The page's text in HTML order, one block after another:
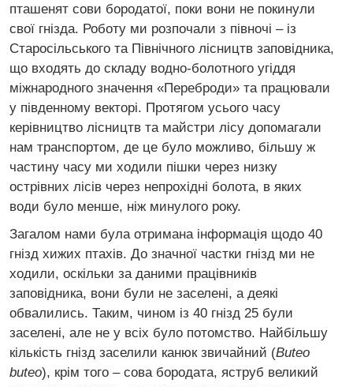
пташенят сови бородатої, поки вони не покинули
свої гнізда. Роботу ми розпочали з півночі – із
Старосільського та Північного лісництв заповідника,
що входять до складу водно-болотного угіддя
міжнародного значення «Переброди» та працювали
у південному векторі. Протягом усього часу
керівництво лісництв та майстри лісу допомагали
нам транспортом, де це було можливо, більшу ж
частину часу ми ходили пішки через низку
острівних лісів через непрохідні болота, в яких
води було менше, ніж минулого року.
Загалом нами була отримана інформація щодо 40
гнізд хижих птахів. До значної частки гнізд ми не
ходили, оскільки за даними працівників
заповідника, вони були не заселені, а деякі
обвалились. Таким, чином із 40 гнізд 25 були
заселені, але не у всіх було потомство. Найбільшу
кількість гнізд заселили канюк звичайний (Buteo
buteo), крім того – сова бородата, яструб великий